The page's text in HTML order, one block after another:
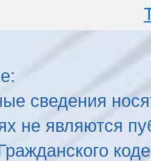
сведения
не являются